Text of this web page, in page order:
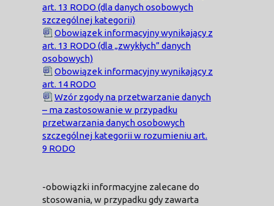
art. 13 RODO (dla danych osobowych
szczególnej kategorii)
Obowiązek informacyjny wynikający z
art. 13 RODO (dla „zwykłych” danych
osobowych)
Obowiązek informacyjny wynikający z
art. 14 RODO
Wzór zgody na przetwarzanie danych
– ma zastosowanie w przypadku
przetwarzania danych osobowych
szczególnej kategorii w rozumieniu art.
9 RODO
-obowiązki informacyjne zalecane do
stosowania, w przypadku gdy zawarta